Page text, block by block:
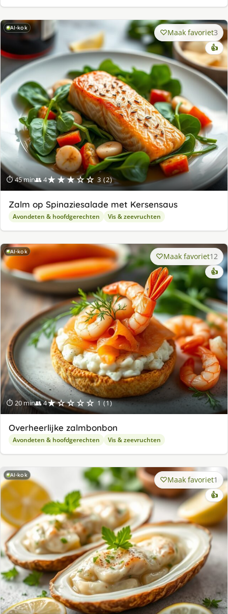
AI-kok
⏱ 45 min👥 4★★★☆☆ 3 (2)
Maak favoriet3
👍
Zalm op Spinaziesalade met Kersensaus
Avondeten & hoofdgerechten Vis & zeevruchten
AI-kok
⏱ 20 min👥 4★☆☆☆☆ 1 (1)
Maak favoriet12
👍
Overheerlijke zalmbonbon
Avondeten & hoofdgerechten Vis & zeevruchten
AI-kok Maak favoriet1
👍